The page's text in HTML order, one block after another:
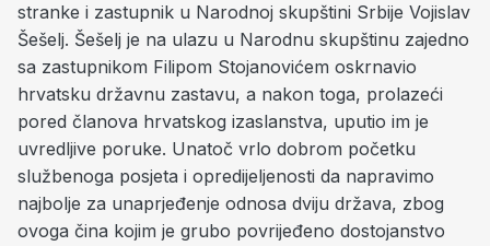
stranke i zastupnik u Narodnoj skupštini Srbije Vojislav
Šešelj. Šešelj je na ulazu u Narodnu skupštinu zajedno
sa zastupnikom Filipom Stojanovićem oskrnavio
hrvatsku državnu zastavu, a nakon toga, prolazeći
pored članova hrvatskog izaslanstva, uputio im je
uvredljive poruke. Unatoč vrlo dobrom početku
službenoga posjeta i opredijeljenosti da napravimo
najbolje za unaprjeđenje odnosa dviju država, zbog
ovoga čina kojim je grubo povrijeđeno dostojanstvo